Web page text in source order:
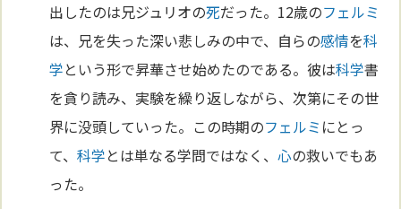
出したのは兄ジュリオの死だった。12歳のフェルミ
は、兄を失った深い悲しみの中で、自らの感情を科
学という形で昇華させ始めたのである。彼は科学書
を貪り読み、実験を繰り返しながら、次第にその世
界に没頭していった。この時期のフェルミ にとっ
て、科学とは単なる学問ではなく、心の救いでもあ
った。